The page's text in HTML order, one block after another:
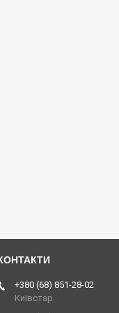
+380 (68) 851-28-02
Київстар